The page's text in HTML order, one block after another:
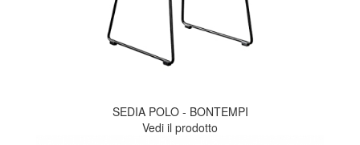
SEDIA POLO - BONTEMPI
Vedi il prodotto